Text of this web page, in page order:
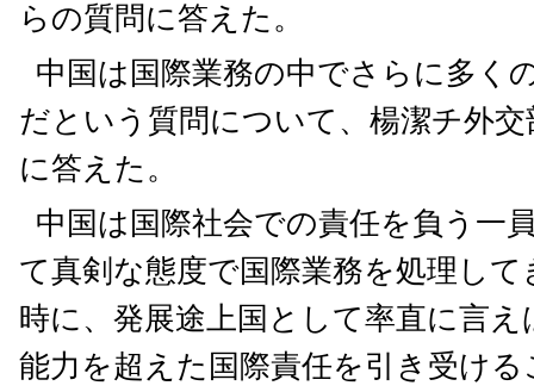
らの質問に答えた。
中国は国際業務の中でさらに多く
だという質問について、楊潔チ外
に答えた。
中国は国際社会での責任を負う一
て真剣な態度で国際業務を処理し
時に、発展途上国として率直に言
能力を超えた国際責任を引き受け